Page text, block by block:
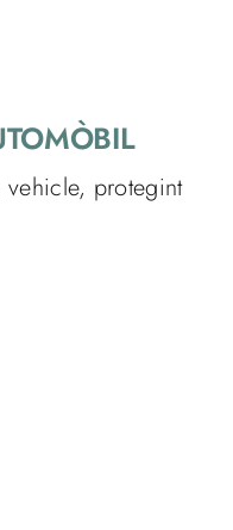
protegint